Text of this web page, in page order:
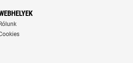
Rólunk